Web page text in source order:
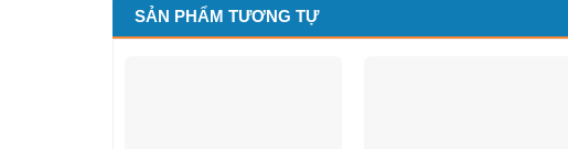
SẢN PHẨM TƯƠNG TỰ